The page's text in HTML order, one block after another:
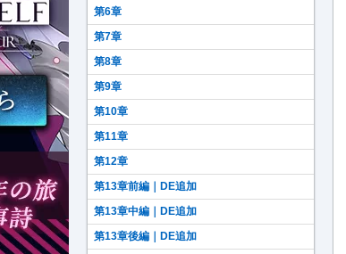
第6章
第7章
第8章
第9章
第10章
第11章
第12章
第13章前編｜DE追加
第13章中編｜DE追加
第13章後編｜DE追加